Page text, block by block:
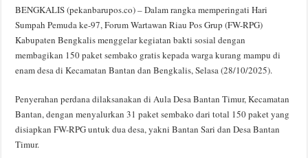
BENGKALIS (pekanbarupos.co) – Dalam rangka memperingati Hari
Sumpah Pemuda ke-97, Forum Wartawan Riau Pos Grup (FW-RPG)
Kabupaten Bengkalis menggelar kegiatan bakti sosial dengan
membagikan 150 paket sembako gratis kepada warga kurang mampu di
enam desa di Kecamatan Bantan dan Bengkalis, Selasa (28/10/2025).
Penyerahan perdana dilaksanakan di Aula Desa Bantan Timur, Kecamatan
Bantan, dengan menyalurkan 31 paket sembako dari total 150 paket yang
disiapkan FW-RPG untuk dua desa, yakni Bantan Sari dan Desa Bantan
Timur.